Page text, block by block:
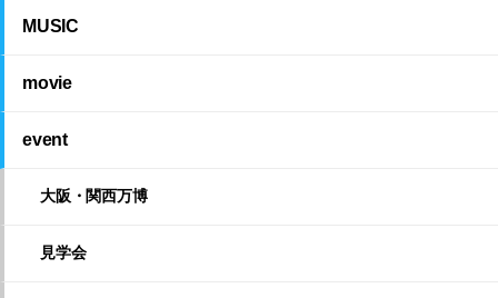
MUSIC
movie
event
大阪・関西万博
見学会